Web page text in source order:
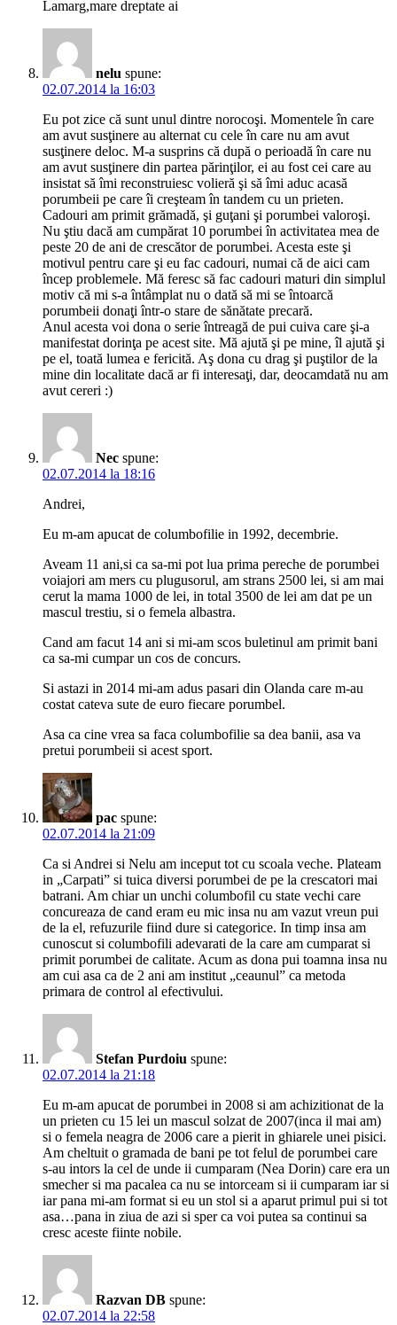
Lamarg,mare dreptate ai
nelu spune:
02.07.2014 la 16:03
Eu pot zice că sunt unul dintre norocoşi. Momentele în care
am avut susţinere au alternat cu cele în care nu am avut
susţinere deloc. M-a susprins că după o perioadă în care nu
am avut susţinere din partea părinţilor, ei au fost cei care au
insistat să îmi reconstruiesc volieră şi să îmi aduc acasă
porumbeii pe care îi creşteam în tandem cu un prieten.
Cadouri am primit grămadă, şi guţani şi porumbei valoroşi.
Nu ştiu dacă am cumpărat 10 porumbei în activitatea mea de
peste 20 de ani de crescător de porumbei. Acesta este şi
motivul pentru care şi eu fac cadouri, numai că de aici cam
încep problemele. Mă feresc să fac cadouri maturi din simplul
motiv că mi s-a întâmplat nu o dată să mi se întoarcă
porumbeii donaţi într-o stare de sănătate precară.
Anul acesta voi dona o serie întreagă de pui cuiva care şi-a
manifestat dorinţa pe acest site. Mă ajută şi pe mine, îl ajută şi
pe el, toată lumea e fericită. Aş dona cu drag şi puştilor de la
mine din localitate dacă ar fi interesaţi, dar, deocamdată nu am
avut cereri :)
Nec spune:
02.07.2014 la 18:16
Andrei,
Eu m-am apucat de columbofilie in 1992, decembrie.
Aveam 11 ani,si ca sa-mi pot lua prima pereche de porumbei
voiajori am mers cu plugusorul, am strans 2500 lei, si am mai
cerut la mama 1000 de lei, in total 3500 de lei am dat pe un
mascul trestiu, si o femela albastra.
Cand am facut 14 ani si mi-am scos buletinul am primit bani
ca sa-mi cumpar un cos de concurs.
Si astazi in 2014 mi-am adus pasari din Olanda care m-au
costat cateva sute de euro fiecare porumbel.
Asa ca cine vrea sa faca columbofilie sa dea banii, asa va
pretui porumbeii si acest sport.
pac spune:
02.07.2014 la 21:09
Ca si Andrei si Nelu am inceput tot cu scoala veche. Plateam
in „Carpati” si tuica diversi porumbei de pe la crescatori mai
batrani. Am chiar un unchi columbofil cu state vechi care
concureaza de cand eram eu mic insa nu am vazut vreun pui
de la el, refuzurile fiind dure si categorice. In timp insa am
cunoscut si columbofili adevarati de la care am cumparat si
primit porumbei de calitate. Acum as dona pui toamna insa nu
am cui asa ca de 2 ani am institut „ceaunul” ca metoda
primara de control al efectivului.
Stefan Purdoiu spune:
02.07.2014 la 21:18
Eu m-am apucat de porumbei in 2008 si am achizitionat de la
un prieten cu 15 lei un mascul solzat de 2007(inca il mai am)
si o femela neagra de 2006 care a pierit in ghiarele unei pisici.
Am cheltuit o gramada de bani pe tot felul de porumbei care
s-au intors la cel de unde ii cumparam (Nea Dorin) care era un
smecher si ma pacalea ca nu se intorceam si ii cumparam iar si
iar pana mi-am format si eu un stol si a aparut primul pui si tot
asa…pana in ziua de azi si sper ca voi putea sa continui sa
cresc aceste fiinte nobile.
Razvan DB spune:
02.07.2014 la 22:58